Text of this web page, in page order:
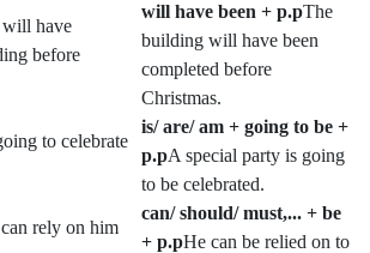
will have
before
will have been + p.pThe
building will have been
completed before
Christmas.
to celebrate
is/ are/ am + going to be +
p.pA special party is going
to be celebrated.
rely on him
can/ should/ must,... + be
+ p.pHe can be relied on to